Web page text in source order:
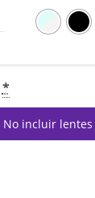
*
No incluir lentes